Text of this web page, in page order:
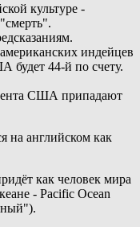
культуре -
индейцев
будет 44-й по счету.
США припадают
английском как
как человек мира
- Pacific Ocean